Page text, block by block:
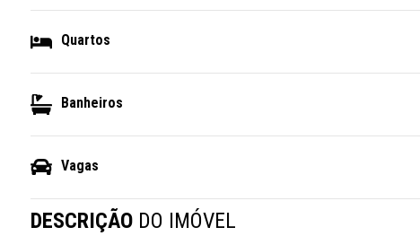
Quartos
Banheiros
Vagas
DESCRIÇÃO DO IMÓVEL